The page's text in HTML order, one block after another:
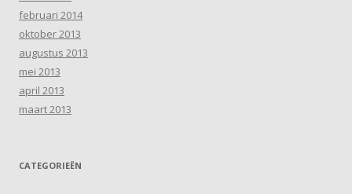
februari 2014
oktober 2013
augustus 2013
mei 2013
april 2013
maart 2013
CATEGORIEËN